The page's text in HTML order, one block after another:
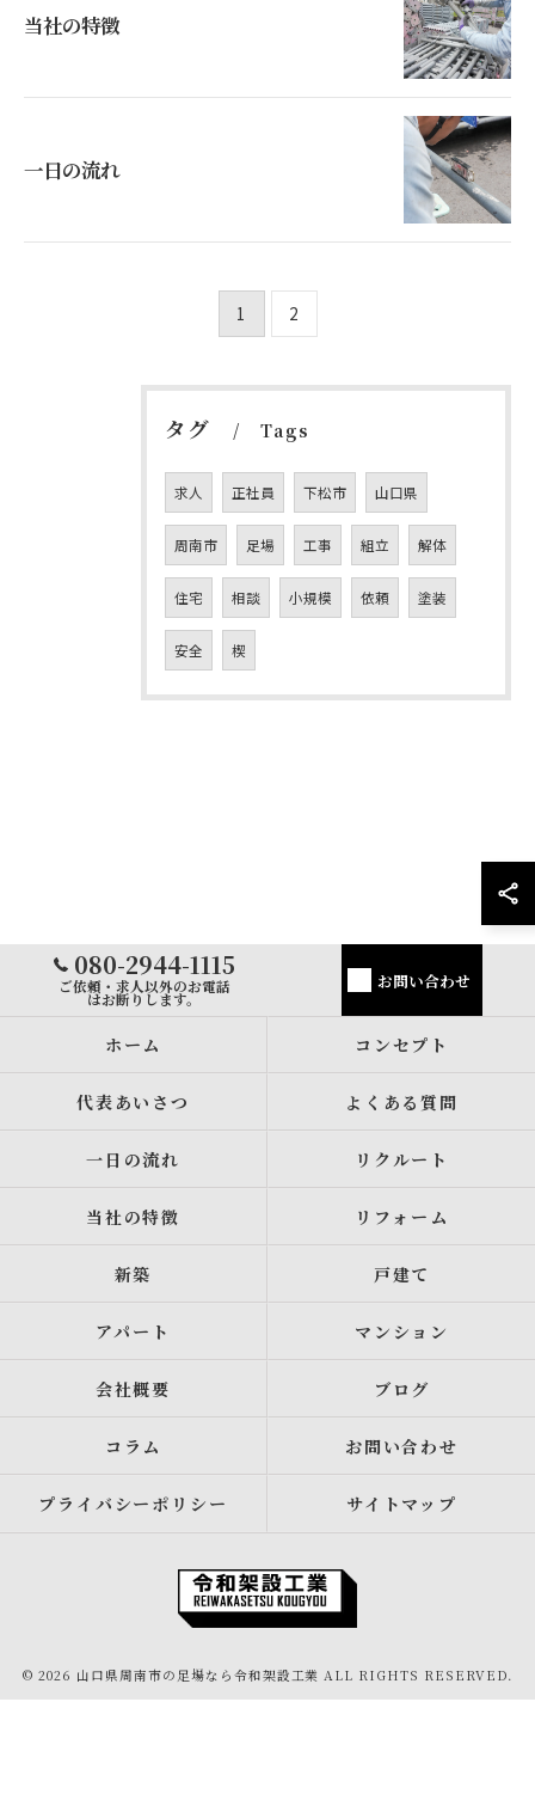
当社の特徴
一日の流れ
1 2
タグ Tags
求人 正社員 下松市 山口県
周南市 足場 工事 組立 解体
住宅 相談 小規模 依頼 塗装
安全 楔
080-2944-1115
ご依頼・求人以外のお電話
はお断りします。
お問い合わせ
ホーム コンセプト
代表あいさつ よくある質問
一日の流れ リクルート
当社の特徴 リフォーム
新築 戸建て
アパート マンション
会社概要 ブログ
コラム お問い合わせ
プライバシーポリシー サイトマップ
© 2026 山口県周南市の足場なら令和架設工業 ALL RIGHTS RESERVED.